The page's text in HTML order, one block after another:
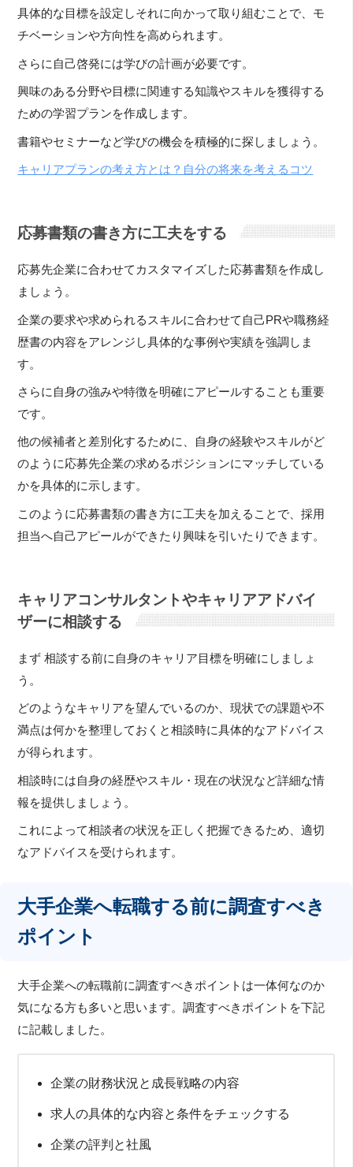
具体的な目標を設定しそれに向かって取り組むことで、モ
チベーションや方向性を高められます。
さらに自己啓発には学びの計画が必要です。
興味のある分野や目標に関連する知識やスキルを獲得する
ための学習プランを作成します。
書籍やセミナーなど学びの機会を積極的に探しましょう。
キャリアプランの考え方とは？自分の将来を考えるコツ
応募書類の書き方に工夫をする
応募先企業に合わせてカスタマイズした応募書類を作成し
ましょう。
企業の要求や求められるスキルに合わせて自己PRや職務経
歴書の内容をアレンジし具体的な事例や実績を強調しま
す。
さらに自身の強みや特徴を明確にアピールすることも重要
です。
他の候補者と差別化するために、自身の経験やスキルがど
のように応募先企業の求めるポジションにマッチしている
かを具体的に示します。
このように応募書類の書き方に工夫を加えることで、採用
担当へ自己アピールができたり興味を引いたりできます。
キャリアコンサルタントやキャリアアドバイ
ザーに相談する
まず 相談する前に自身のキャリア目標を明確にしましょ
う。
どのようなキャリアを望んでいるのか、現状での課題や不
満点は何かを整理しておくと相談時に具体的なアドバイス
が得られます。
相談時には自身の経歴やスキル・現在の状況など詳細な情
報を提供しましょう。
これによって相談者の状況を正しく把握できるため、適切
なアドバイスを受けられます。
大手企業へ転職する前に調査すべき
ポイント
大手企業への転職前に調査すべきポイントは一体何なのか
気になる方も多いと思います。調査すべきポイントを下記
に記載しました。
企業の財務状況と成長戦略の内容
求人の具体的な内容と条件をチェックする
企業の評判と社風